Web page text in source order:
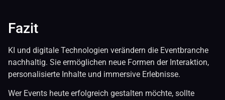
Fazit
KI und digitale Technologien verändern die Eventbranche
nachhaltig. Sie ermöglichen neue Formen der Interaktion,
personalisierte Inhalte und immersive Erlebnisse.
Wer Events heute erfolgreich gestalten möchte, sollte